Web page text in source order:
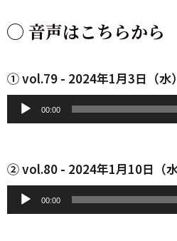
◯ 音声はこちらから
① vol.79 - 2024年1月3日（水
プ
レ
ー
00:00
② vol.80 - 2024年1月10日（
00:00